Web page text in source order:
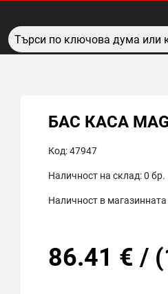
БАС КАСА
Код:47947
Наличност на склад:0 бр.
Наличност в магазинната
86.41 € / (